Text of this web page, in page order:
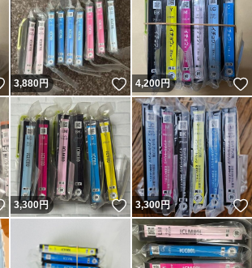
いいね！
3,880円 いいね！
4,200円
いいね！
3,300円 いいね！
3,300円